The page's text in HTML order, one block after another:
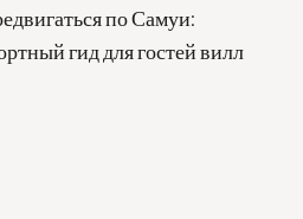
по Самуи:
гид для гостей вилл